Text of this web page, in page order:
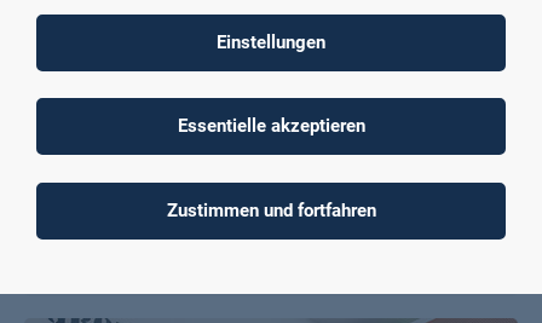
Global Master School
Einstellungen
Essentielle akzeptieren
Zustimmen und fortfahren